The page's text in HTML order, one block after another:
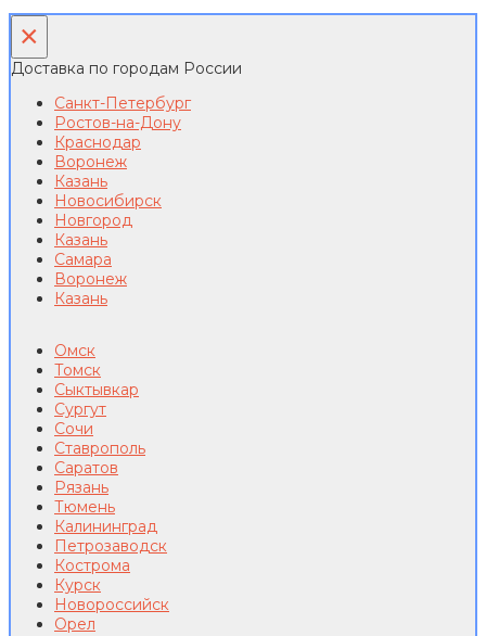
×
Доставка по городам России
Санкт-Петербург
Ростов-на-Дону
Краснодар
Воронеж
Казань
Новосибирск
Новгород
Казань
Самара
Воронеж
Казань
Омск
Томск
Сыктывкар
Сургут
Сочи
Ставрополь
Саратов
Рязань
Тюмень
Калининград
Петрозаводск
Кострома
Курск
Новороссийск
Орел